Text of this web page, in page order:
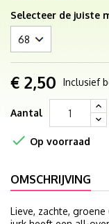
Selecteer de juiste
€ 2,50 Inclusief
Aantal
 Op voorraad
OMSCHRIJVING
Lieve, zachte,